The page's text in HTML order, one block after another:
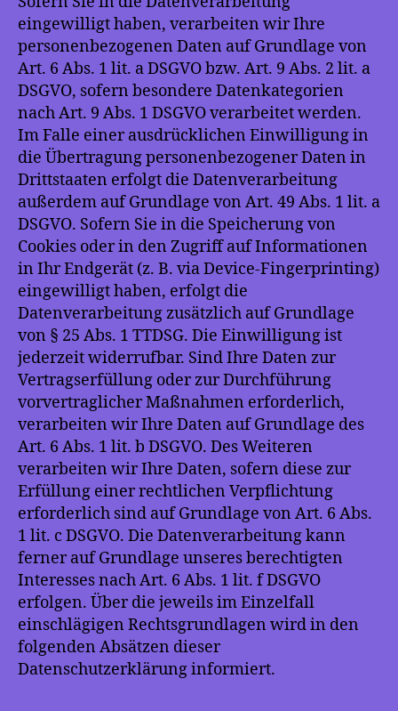
eingewilligt haben, verarbeiten wir Ihre
personenbezogenen Daten auf Grundlage von
Art. 6 Abs. 1 lit. a DSGVO bzw. Art. 9 Abs. 2 lit. a
DSGVO, sofern besondere Datenkategorien
nach Art. 9 Abs. 1 DSGVO verarbeitet werden.
Im Falle einer ausdrücklichen Einwilligung in
die Übertragung personenbezogener Daten in
Drittstaaten erfolgt die Datenverarbeitung
außerdem auf Grundlage von Art. 49 Abs. 1 lit. a
DSGVO. Sofern Sie in die Speicherung von
Cookies oder in den Zugriff auf Informationen
in Ihr Endgerät (z. B. via Device-Fingerprinting)
eingewilligt haben, erfolgt die
Datenverarbeitung zusätzlich auf Grundlage
von § 25 Abs. 1 TTDSG. Die Einwilligung ist
jederzeit widerrufbar. Sind Ihre Daten zur
Vertragserfüllung oder zur Durchführung
vorvertraglicher Maßnahmen erforderlich,
verarbeiten wir Ihre Daten auf Grundlage des
Art. 6 Abs. 1 lit. b DSGVO. Des Weiteren
verarbeiten wir Ihre Daten, sofern diese zur
Erfüllung einer rechtlichen Verpflichtung
erforderlich sind auf Grundlage von Art. 6 Abs.
1 lit. c DSGVO. Die Datenverarbeitung kann
ferner auf Grundlage unseres berechtigten
Interesses nach Art. 6 Abs. 1 lit. f DSGVO
erfolgen. Über die jeweils im Einzelfall
einschlägigen Rechtsgrundlagen wird in den
folgenden Absätzen dieser
Datenschutzerklärung informiert.